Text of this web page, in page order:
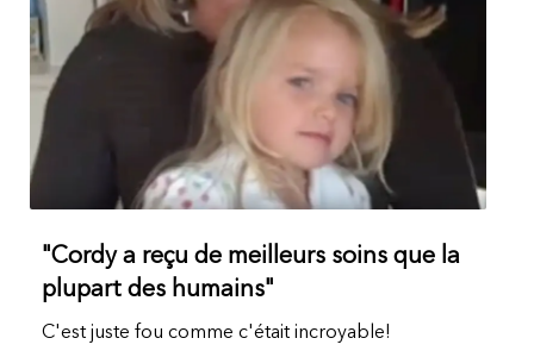
"Cordy a reçu de meilleurs soins que la
plupart des humains"
C'est juste fou comme c'était incroyable!